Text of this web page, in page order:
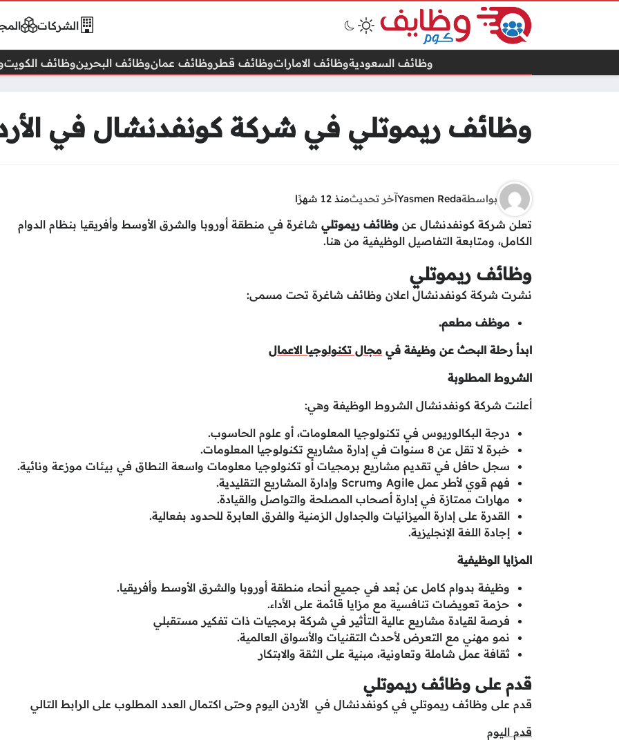
الشركات
وظائف السعوديةوظائف الاماراتوظائف قطروظائف عمانوظائف البحرينوظائف الكويت
وظائف ريموتلي في شركة كونفدنشال في
بواسطةYasmen Redaآخر تحديثمنذ 12 شهرًا
تعلن شركة كونفدنشال عن وظائف ريموتلي شاغرة في منطقة أوروبا والشرق الأوسط وأفريقيا بنظام الدوام
الكامل، ومتابعة التفاصيل الوظيفية من هنا.
وظائف ريموتلي
نشرت شركة كونفدنشال اعلان وظائف شاغرة تحت مسمى:
موظف مطعم.
ابدأ رحلة البحث عن وظيفة في مجال تكنولوجيا الاعمال
الشروط المطلوبة
أعلنت شركة كونفدنشال الشروط الوظيفة وهي:
درجة البكالوريوس في تكنولوجيا المعلومات، أو علوم الحاسوب.
خبرة لا تقل عن 8 سنوات في إدارة مشاريع تكنولوجيا المعلومات.
سجل حافل في تقديم مشاريع برمجيات أو تكنولوجيا معلومات واسعة النطاق في بيئات موزعة ونائية.
فهم قوي لأطر عمل Agile وScrum وإدارة المشاريع التقليدية.
مهارات ممتازة في إدارة أصحاب المصلحة والتواصل والقيادة.
القدرة على إدارة الميزانيات والجداول الزمنية والفرق العابرة للحدود بفعالية.
إجادة اللغة الإنجليزية.
المزايا الوظيفية
وظيفة بدوام كامل عن بُعد في جميع أنحاء منطقة أوروبا والشرق الأوسط وأفريقيا.
حزمة تعويضات تنافسية مع مزايا قائمة على الأداء.
فرصة لقيادة مشاريع عالية التأثير في شركة برمجيات ذات تفكير مستقبلي
نمو مهني مع التعرض لأحدث التقنيات والأسواق العالمية.
ثقافة عمل شاملة وتعاونية، مبنية على الثقة والابتكار
قدم على وظائف ريموتلي
قدم على وظائف ريموتلي في كونفدنشال في الأردن اليوم وحتى اكتمال العدد المطلوب على الرابط التالي
قدم اليوم